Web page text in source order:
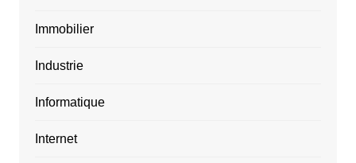
Immobilier
Industrie
Informatique
Internet